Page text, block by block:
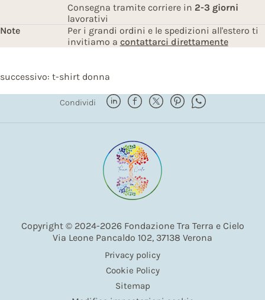
Consegna tramite corriere in 2-3 giorni
lavorativi
Note
Per i grandi ordini e le spedizioni all'estero ti
invitiamo a contattarci direttamente
successivo: t-shirt donna
Condividi
Copyright © 2024-2026 Fondazione Tra Terra e Cielo
Via Leone Pancaldo 102, 37138 Verona
Privacy policy
Cookie Policy
Sitemap